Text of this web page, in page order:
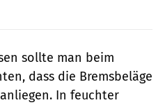
sollte man beim
dass die Bremsbeläge
In feuchter